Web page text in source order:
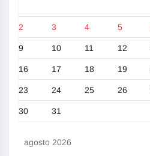
agosto 2026
2 3 4 5
9 10 11 12
16 17 18 19
23 24 25 26
30 31